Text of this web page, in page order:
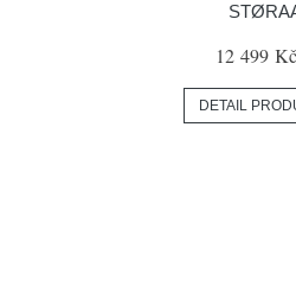
12 499 Kč
DETAIL